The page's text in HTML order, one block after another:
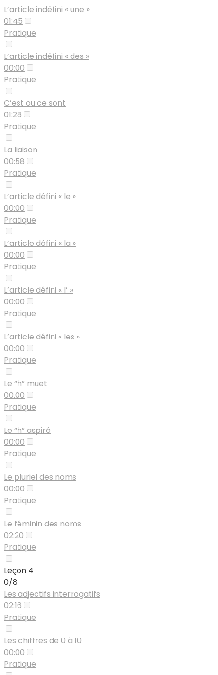
L’article indéfini « une »
01:45
Pratique
L’article indéfini « des »
00:00
Pratique
C’est ou ce sont
01:28
Pratique
La liaison
00:58
Pratique
L’article défini « le »
00:00
Pratique
L’article défini « la »
00:00
Pratique
L’article défini « l’ »
00:00
Pratique
L’article défini « les »
00:00
Pratique
Le “h” muet
00:00
Pratique
Le “h” aspiré
00:00
Pratique
Le pluriel des noms
00:00
Pratique
Le féminin des noms
02:20
Pratique
Leçon 4
0/8
Les adjectifs interrogatifs
02:16
Pratique
Les chiffres de 0 à 10
00:00
Pratique